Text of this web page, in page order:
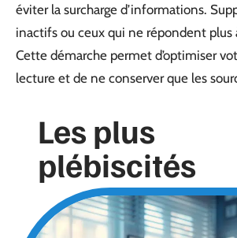
éviter la surcharge d’informations.
inactifs ou ceux qui ne répondent plus
Cette démarche permet d’optimiser
lecture et de ne conserver que les
Les plus
plébiscités